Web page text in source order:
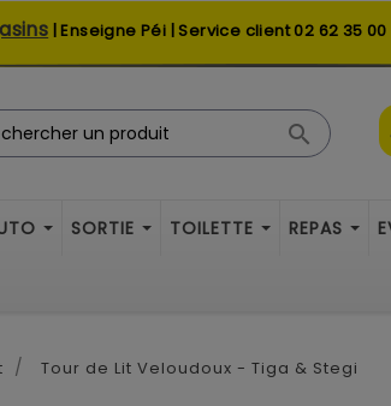
| Enseigne Péi | Service client02 62 35 00

SORTIE TOILETTE REPAS
Tour de Lit Veloudoux - Tiga & Stegi